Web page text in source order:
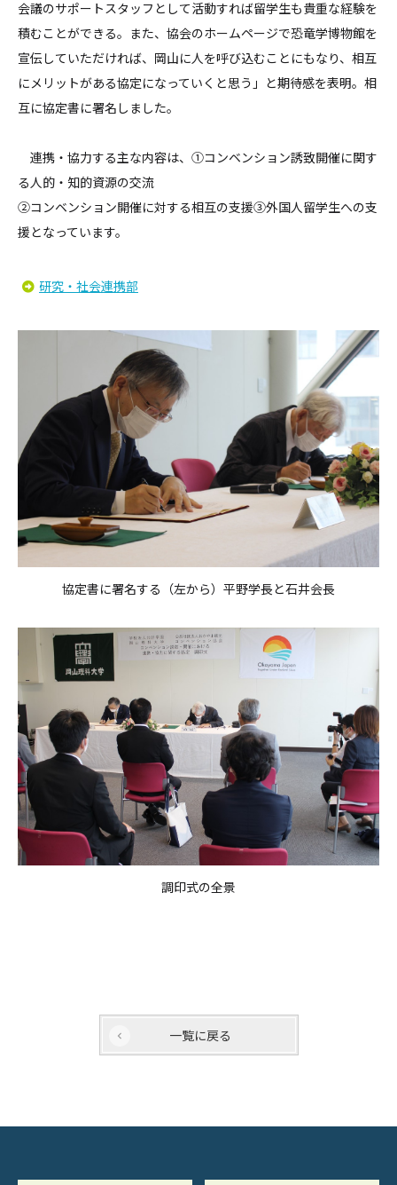
会議のサポートスタッフとして活動すれば留学生も貴重な経験を
積むことができる。また、協会のホームページで恐竜学博物館を
宣伝していただければ、岡山に人を呼び込むことにもなり、相互
にメリットがある協定になっていくと思う」と期待感を表明。相
互に協定書に署名しました。
連携・協力する主な内容は、➀コンベンション誘致開催に関す
る人的・知的資源の交流
②コンベンション開催に対する相互の支援③外国人留学生への支
援――となっています。
研究・社会連携部
協定書に署名する（左から）平野学長と石井会長
調印式の全景
一覧に戻る